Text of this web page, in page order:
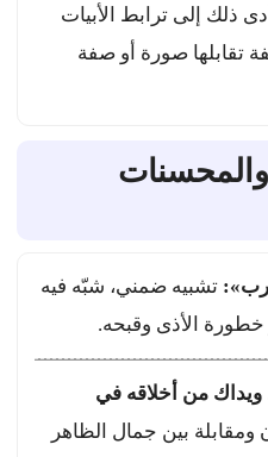
ذلك إلى ترابط الأبيات
تقابلها صورة أو صفة
والمحسنات
تشبيه ضمني، شبّه فيه
خطورة الأذى وقبحه.
ويداك من أخلاقه في
ومقابلة بين جمال الظاهر